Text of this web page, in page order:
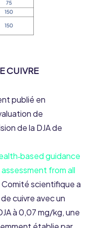
CUIVRE
publié en
de
de la DJA de
guidance
from all
Comité scientifique a
cuivre avec un
à 0,07 mg/kg, une